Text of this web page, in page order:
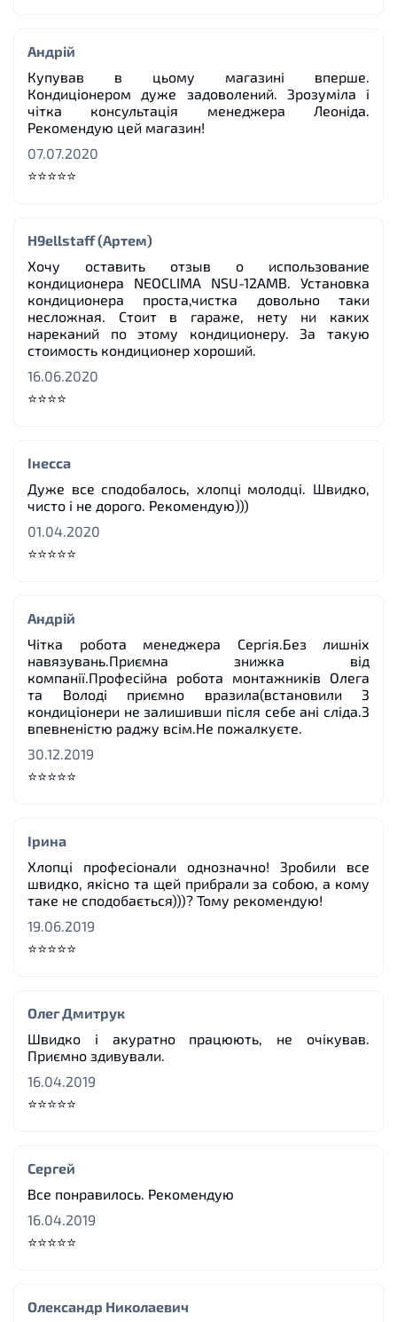
Андрій
Купував в цьому магазині вперше.
Кондиціонером дуже задоволений. Зрозуміла і
чітка консультація менеджера Леоніда.
Рекомендую цей магазин!
07.07.2020
⭐⭐⭐⭐⭐
H9ellstaff (Артем)
Хочу оставить отзыв о использование
кондиционера NEOCLIMA NSU-12AMB. Установка
кондиционера проста,чистка довольно таки
несложная. Стоит в гараже, нету ни каких
нареканий по этому кондиционеру. За такую
стоимость кондиционер хороший.
16.06.2020
⭐⭐⭐⭐
Інесса
Дуже все сподобалось, хлопці молодці. Швидко,
чисто і не дорого. Рекомендую)))
01.04.2020
⭐⭐⭐⭐⭐
Андрій
Чітка робота менеджера Сергія.Без лишніх
навязувань.Приємна знижка від
компанії.Професійна робота монтажників Олега
та Володі приємно вразила(встановили 3
кондиціонери не залишивши після себе ані сліда.З
впевненістю раджу всім.Не пожалкуєте.
30.12.2019
⭐⭐⭐⭐⭐
Ірина
Хлопці професіонали однозначно! Зробили все
швидко, якісно та щей прибрали за собою, а кому
таке не сподобається)))? Тому рекомендую!
19.06.2019
⭐⭐⭐⭐⭐
Олег Дмитрук
Швидко і акуратно працюють, не очікував.
Приємно здивували.
16.04.2019
⭐⭐⭐⭐⭐
Сергей
Все понравилось. Рекомендую
16.04.2019
⭐⭐⭐⭐⭐
Олександр Николаевич